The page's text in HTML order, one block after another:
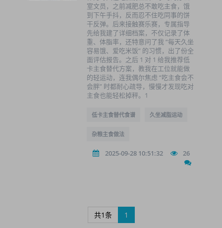
室文员，之前减肥总不敢吃主食，饿
到下午手抖，反而忍不住吃同事的饼
干反弹。后来接触赛乐赛，专属指导
先给我建了详细档案，不仅记录了体
重、体脂率，还特意问了我 “每天久坐
容易饿、爱吃米饭” 的习惯，出了份全
面评估报告。之后 1 对 1 给我推荐低
卡主食替代方案，教我在工位就能做
的轻运动，连我偶尔焦虑 “吃主食会不
会胖” 时都耐心疏导，慢慢才发现吃对
主食也能轻松掉秤。1
低卡主食替代食谱 久坐减脂运动
杂粮主食做法
2025-09-28 10:51:32 26
共1条 1